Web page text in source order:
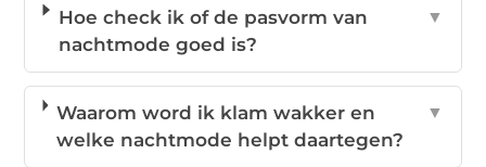
Hoe check ik of de pasvorm van
nachtmode goed is?
▼
Waarom word ik klam wakker en
welke nachtmode helpt daartegen?
▼